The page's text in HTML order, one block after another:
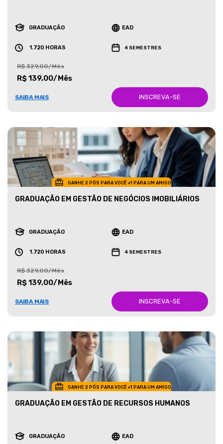
GRADUAÇÃO EAD
1.720 HORAS 4 SEMESTRES
R$ 329,00/Mês
R$ 139,00/Mês
SAIBA MAIS INSCREVA-SE
GANHE 2 PÓS PARA VOCÊ +1 PARA UM AMIGO
GRADUAÇÃO EM GESTÃO DE NEGÓCIOS IMOBILIÁRIOS
GRADUAÇÃO EAD
1.720 HORAS 4 SEMESTRES
R$ 329,00/Mês
R$ 139,00/Mês
SAIBA MAIS INSCREVA-SE
GANHE 2 PÓS PARA VOCÊ +1 PARA UM AMIGO
GRADUAÇÃO EM GESTÃO DE RECURSOS HUMANOS
GRADUAÇÃO EAD